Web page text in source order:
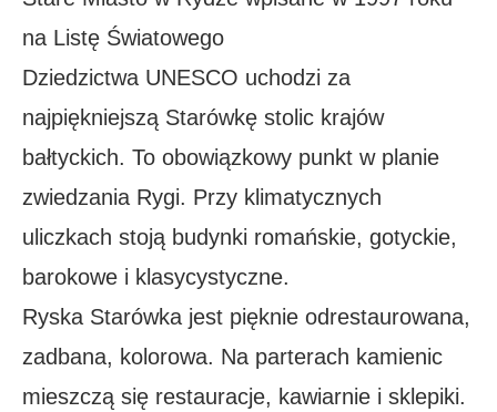
na Listę Światowego
Dziedzictwa UNESCO uchodzi za
najpiękniejszą Starówkę stolic krajów
bałtyckich. To obowiązkowy punkt w planie
zwiedzania Rygi. Przy klimatycznych
uliczkach stoją budynki romańskie, gotyckie,
barokowe i klasycystyczne.
Ryska Starówka jest pięknie odrestaurowana,
zadbana, kolorowa. Na parterach kamienic
mieszczą się restauracje, kawiarnie i sklepiki.